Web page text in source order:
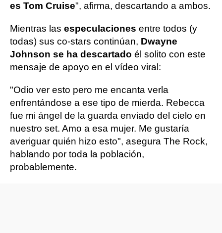
es Tom Cruise", afirma, descartando a ambos.
Mientras las especulaciones entre todos (y
todas) sus co-stars continúan, Dwayne
Johnson se ha descartado él solito con este
mensaje de apoyo en el vídeo viral:
"Odio ver esto pero me encanta verla
enfrentándose a ese tipo de mierda. Rebecca
fue mi ángel de la guarda enviado del cielo en
nuestro set. Amo a esa mujer. Me gustaría
averiguar quién hizo esto", asegura The Rock,
hablando por toda la población,
probablemente.